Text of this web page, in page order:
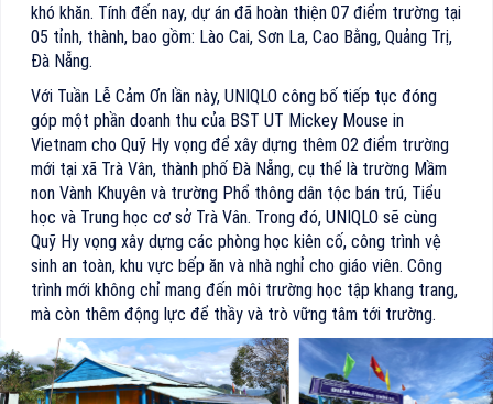
khó khăn. Tính đến nay, dự án đã hoàn thiện 07 điểm trường tại
05 tỉnh, thành, bao gồm: Lào Cai, Sơn La, Cao Bằng, Quảng Trị,
Đà Nẵng.
Với Tuần Lễ Cảm Ơn lần này, UNIQLO công bố tiếp tục đóng
góp một phần doanh thu của BST UT Mickey Mouse in
Vietnam cho Quỹ Hy vọng để xây dựng thêm 02 điểm trường
mới tại xã Trà Vân, thành phố Đà Nẵng, cụ thể là trường Mầm
non Vành Khuyên và trường Phổ thông dân tộc bán trú, Tiểu
học và Trung học cơ sở Trà Vân. Trong đó, UNIQLO sẽ cùng
Quỹ Hy vọng xây dựng các phòng học kiên cố, công trình vệ
sinh an toàn, khu vực bếp ăn và nhà nghỉ cho giáo viên. Công
trình mới không chỉ mang đến môi trường học tập khang trang,
mà còn thêm động lực để thầy và trò vững tâm tới trường.